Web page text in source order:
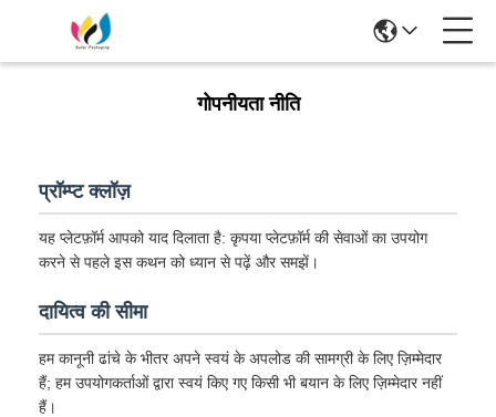
गोपनीयता नीति
प्रॉम्प्ट क्लॉज़
यह प्लेटफ़ॉर्म आपको याद दिलाता है: कृपया प्लेटफ़ॉर्म की सेवाओं का उपयोग
करने से पहले इस कथन को ध्यान से पढ़ें और समझें।
दायित्व की सीमा
हम कानूनी ढांचे के भीतर अपने स्वयं के अपलोड की सामग्री के लिए ज़िम्मेदार
हैं; हम उपयोगकर्ताओं द्वारा स्वयं किए गए किसी भी बयान के लिए ज़िम्मेदार नहीं
हैं।